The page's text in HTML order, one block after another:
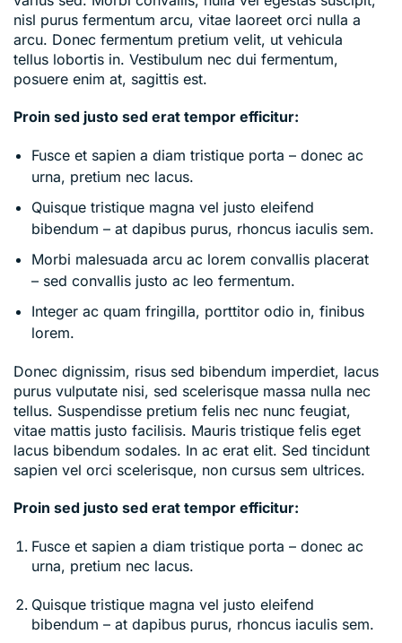
nisl purus fermentum arcu, vitae laoreet orci nulla a
arcu. Donec fermentum pretium velit, ut vehicula
tellus lobortis in. Vestibulum nec dui fermentum,
posuere enim at, sagittis est.
Proin sed justo sed erat tempor efficitur:
Fusce et sapien a diam tristique porta – donec ac
urna, pretium nec lacus.
Quisque tristique magna vel justo eleifend
bibendum – at dapibus purus, rhoncus iaculis sem.
Morbi malesuada arcu ac lorem convallis placerat
– sed convallis justo ac leo fermentum.
Integer ac quam fringilla, porttitor odio in, finibus
lorem.
Donec dignissim, risus sed bibendum imperdiet, lacus
purus vulputate nisi, sed scelerisque massa nulla nec
tellus. Suspendisse pretium felis nec nunc feugiat,
vitae mattis justo facilisis. Mauris tristique felis eget
lacus bibendum sodales. In ac erat elit. Sed tincidunt
sapien vel orci scelerisque, non cursus sem ultrices.
Proin sed justo sed erat tempor efficitur:
Fusce et sapien a diam tristique porta – donec ac
urna, pretium nec lacus.
Quisque tristique magna vel justo eleifend
bibendum – at dapibus purus, rhoncus iaculis sem.